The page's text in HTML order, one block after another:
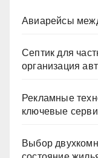
Авиарейсы
Септик для
организация
Рекламные
ключевые
Выбор